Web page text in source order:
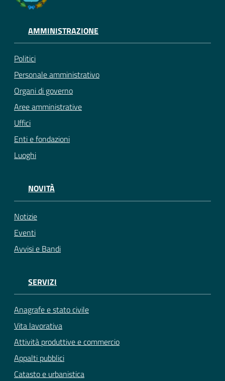
AMMINISTRAZIONE
Politici
Personale amministrativo
Organi di governo
Aree amministrative
Uffici
Enti e fondazioni
Luoghi
NOVITÀ
Notizie
Eventi
Avvisi e Bandi
SERVIZI
Anagrafe e stato civile
Vita lavorativa
Attività produttive e commercio
Appalti pubblici
Catasto e urbanistica